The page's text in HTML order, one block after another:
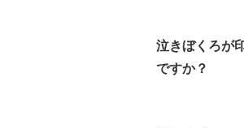
泣きぼくろが
ですか？